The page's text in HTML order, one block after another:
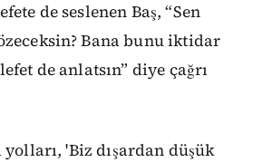
de seslenen Baş, “Sen
Bana bunu iktidar
de anlatsın” diye çağrı
'Biz dışardan düşük